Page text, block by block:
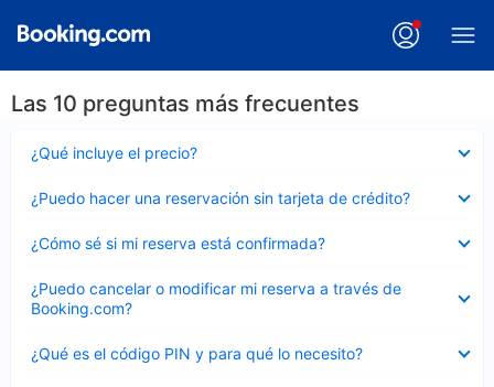
Las 10 preguntas más frecuentes
¿Qué incluye el precio?
cerrado
¿Puedo hacer una reservación sin tarjeta de crédito?
cerrado
¿Cómo sé si mi reserva está confirmada?
cerrado
¿Puedo cancelar o modificar mi reserva a través de
Booking.com?
cerrado
¿Qué es el código PIN y para qué lo necesito?
cerrado